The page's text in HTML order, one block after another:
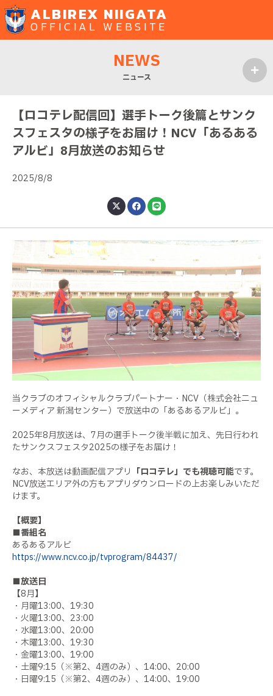
ALBIREX NIIGATA
OFFICIAL WEBSITE
NEWS
ニュース
【ロコテレ配信回】選手トーク後篇とサンク
スフェスタの様子をお届け！NCV「あるある
アルビ」8月放送のお知らせ
2025/8/8
当クラブのオフィシャルクラブパートナー・ NCV （株式会社ニュ
ーメディア 新潟センター）で放送中の「あるあるアルビ」。
2025年8月放送は、 7月の選手トーク後半戦に加え、先日行われ
たサンクスフェスタ2025の様子をお届け！
なお、本放送は動画配信アプリ 「ロコテレ」でも視聴可能です。
NCV放送エリア外の方もアプリダウンロードの上お楽しみいただ
けます。
【概要】
■番組名
あるあるアルビ
https://www.ncv.co.jp/tvprogram/84437/
■放送日
【8月】
・月曜13:00、 19:30
・火曜13:00、 23:00
・水曜13:00、 20:00
・木曜13:00、 19:30
・金曜13:00、 19:00
・土曜9:15 （※第2、 4週のみ）、 14:00、 20:00
・日曜9:15 （※第2、 4週のみ）、 14:00、 19:00